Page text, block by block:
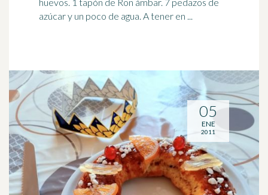
azúcar y un poco de agua. A tener en ...
05
ENE
2011